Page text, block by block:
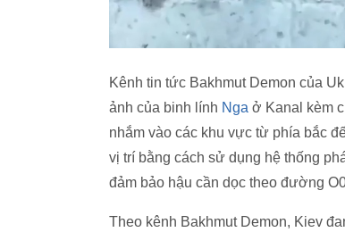
Kênh tin tức Bakhmut Demon của
ảnh của binh lính Nga ở Kanal kèm
nhắm vào các khu vực từ phía bắc
vị trí bằng cách sử dụng hệ thống
đảm bảo hậu cần dọc theo đường
Theo kênh Bakhmut Demon, Kiev